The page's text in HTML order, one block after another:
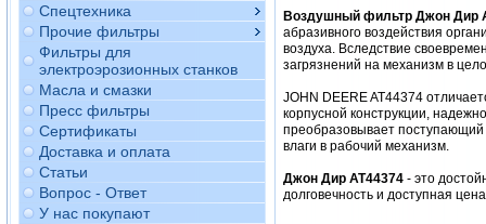
Спецтехника
Прочие фильтры
Фильтры для
электроэрозионных станков
Масла и смазки
Пресс фильтры
Сертификаты
Доставка и оплата
Статьи
Вопрос - Ответ
У нас покупают
Воздушный фильтр Джон Дир
абразивного воздействия
воздуха. Вследствие
загрязнений на механизм в
JOHN DEERE AT44374
корпусной конструкции,
преобразовывает поступающий
влаги в рабочий механизм.
Джон Дир AT44374 - это
долговечность и доступная